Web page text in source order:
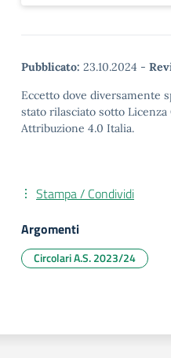
Pubblicato: 23.10.2024 -
Eccetto dove diversamente
stato rilasciato sotto
Attribuzione 4.0 Italia.
Stampa / Condividi
Argomenti
Circolari A.S. 2023/24